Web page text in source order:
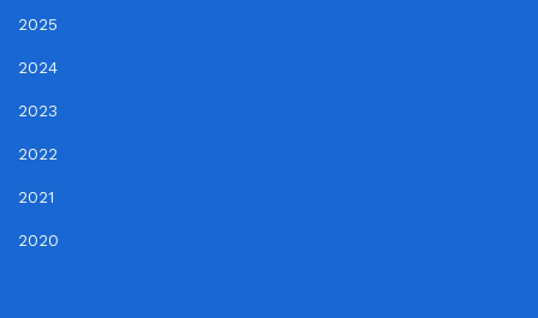
2025
2024
2023
2022
2021
2020